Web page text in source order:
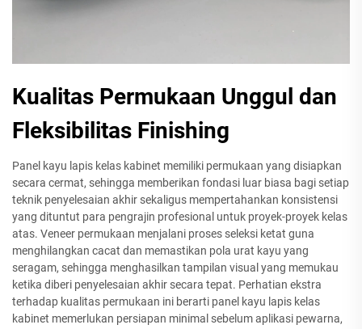
Kualitas Permukaan Unggul dan
Fleksibilitas Finishing
Panel kayu lapis kelas kabinet memiliki permukaan yang disiapkan
secara cermat, sehingga memberikan fondasi luar biasa bagi setiap
teknik penyelesaian akhir sekaligus mempertahankan konsistensi
yang dituntut para pengrajin profesional untuk proyek-proyek kelas
atas. Veneer permukaan menjalani proses seleksi ketat guna
menghilangkan cacat dan memastikan pola urat kayu yang
seragam, sehingga menghasilkan tampilan visual yang memukau
ketika diberi penyelesaian akhir secara tepat. Perhatian ekstra
terhadap kualitas permukaan ini berarti panel kayu lapis kelas
kabinet memerlukan persiapan minimal sebelum aplikasi pewarna,